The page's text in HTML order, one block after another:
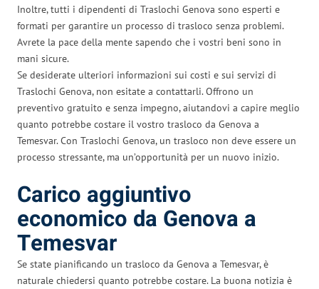
Inoltre, tutti i dipendenti di Traslochi Genova sono esperti e
formati per garantire un processo di trasloco senza problemi.
Avrete la pace della mente sapendo che i vostri beni sono in
mani sicure.
Se desiderate ulteriori informazioni sui costi e sui servizi di
Traslochi Genova, non esitate a contattarli. Offrono un
preventivo gratuito e senza impegno, aiutandovi a capire meglio
quanto potrebbe costare il vostro trasloco da Genova a
Temesvar. Con Traslochi Genova, un trasloco non deve essere un
processo stressante, ma un’opportunità per un nuovo inizio.
Carico aggiuntivo
economico da Genova a
Temesvar
Se state pianificando un trasloco da Genova a Temesvar, è
naturale chiedersi quanto potrebbe costare. La buona notizia è